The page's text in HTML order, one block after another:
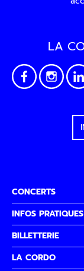
CONCERTS
INFOS PRATIQUES
BILLETTERIE
LA CORDO
LA